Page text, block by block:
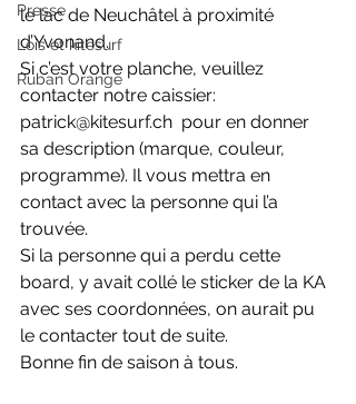
Presse
Lois et kitesurf
Ruban Orange
le lac de Neuchâtel à proximité
d’Yvonand.
Si c’est votre planche, veuillez
contacter notre caissier:
patrick@kitesurf.ch  pour en donner
sa description (marque, couleur,
programme). Il vous mettra en
contact avec la personne qui l’a
trouvée.
Si la personne qui a perdu cette
board, y avait collé le sticker de la KA
avec ses coordonnées, on aurait pu
le contacter tout de suite.
Bonne fin de saison à tous.